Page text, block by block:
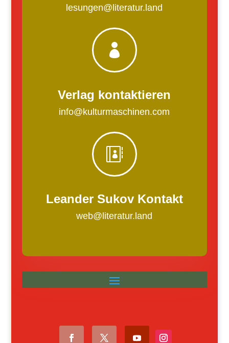
lesungen@literatur.land

Verlag kontaktieren
info@kulturmaschinen.com

Leander Sukov Kontakt
web@literatur.land